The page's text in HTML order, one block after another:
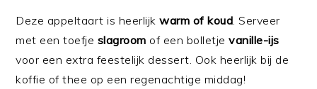
Deze appeltaart is heerlijkwarm of koud . Serveer
met een toefje slagroom of een bolletjevanille-ijs
voor een extra feestelijk dessert. Ook heerlijk bij de
koffie of thee op een regenachtige middag!